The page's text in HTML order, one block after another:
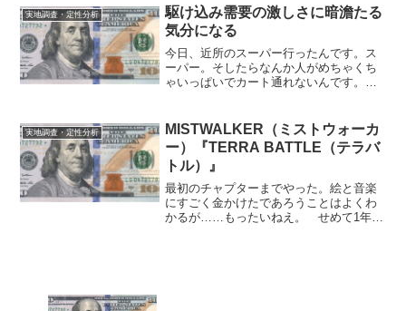
しかし、ベースの新規DL数が違うので水
面下では差...
実地調査・定性分析
駆け込み需要の激しさに暗澹たる
気分になる
今日、近所のスーパー行ったんです。ス
ーパー。そしたらなんか人がめちゃくち
ゃいっぱいでカート通れないんです。も
で買ってんじゃねーよ、ボケが。3%だ
よ、3%。 とか思わず吉...
実地調査・定性分析
MISTWALKER（ミストウォーカ
ー）『TERRA BATTLE（テラバ
トル）』
最初のチャプターまでやった。絵と音楽
にすごく金かけたであろうことはよくわ
かるが……もったいねえ。 せめて1年